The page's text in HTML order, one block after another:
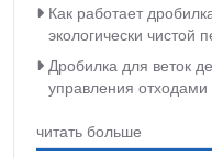
Как работает
экологически чистой
Дробилка для веток
управления отходами
читать больше